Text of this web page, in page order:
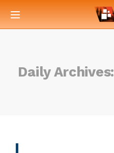
Daily Archives: